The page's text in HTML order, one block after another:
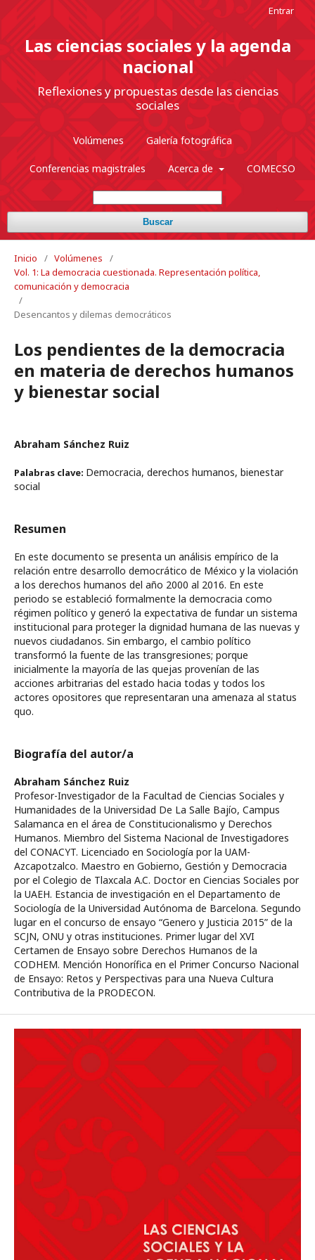
Las ciencias sociales y la agenda
nacional
Reflexiones y propuestas desde las ciencias
sociales
Volúmenes Galería fotográfica
Conferencias magistrales Acerca de COMECSO
Buscar
Entrar
Inicio / Volúmenes
/
Vol. 1: La democracia cuestionada. Representación política,
comunicación y democracia
/
Desencantos y dilemas democráticos
Los pendientes de la democracia
en materia de derechos humanos
y bienestar social
Abraham Sánchez Ruiz
Palabras clave: Democracia, derechos humanos, bienestar
social
Resumen
En este documento se presenta un análisis empírico de la
relación entre desarrollo democrático de México y la violación
a los derechos humanos del año 2000 al 2016. En este
periodo se estableció formalmente la democracia como
régimen político y generó la expectativa de fundar un sistema
institucional para proteger la dignidad humana de las nuevas y
nuevos ciudadanos. Sin embargo, el cambio político
transformó la fuente de las transgresiones; porque
inicialmente la mayoría de las quejas provenían de las
acciones arbitrarias del estado hacia todas y todos los
actores opositores que representaran una amenaza al status
quo.
Biografía del autor/a
Abraham Sánchez Ruiz
Profesor-Investigador de la Facultad de Ciencias Sociales y
Humanidades de la Universidad De La Salle Bajío, Campus
Salamanca en el área de Constitucionalismo y Derechos
Humanos. Miembro del Sistema Nacional de Investigadores
del CONACYT. Licenciado en Sociología por la UAM-
Azcapotzalco. Maestro en Gobierno, Gestión y Democracia
por el Colegio de Tlaxcala A.C. Doctor en Ciencias Sociales por
la UAEH. Estancia de investigación en el Departamento de
Sociología de la Universidad Autónoma de Barcelona. Segundo
lugar en el concurso de ensayo “Genero y Justicia 2015” de la
SCJN, ONU y otras instituciones. Primer lugar del XVI
Certamen de Ensayo sobre Derechos Humanos de la
CODHEM. Mención Honorífica en el Primer Concurso Nacional
de Ensayo: Retos y Perspectivas para una Nueva Cultura
Contributiva de la PRODECON.